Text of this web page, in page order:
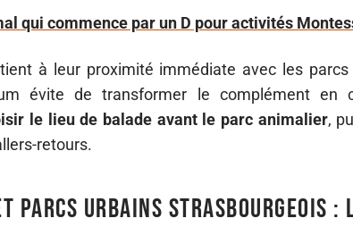
qui commence par un D pour activités
à leur proximité immédiate avec les
évite de transformer le complément en
le lieu de balade avant le parc animalier,
retours.
parcs urbains strasbourgeois :